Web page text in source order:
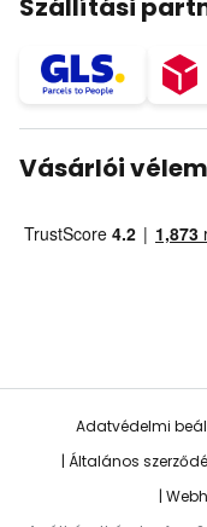
Szállítási
Vásárlói
Adatvédelmi
Általános